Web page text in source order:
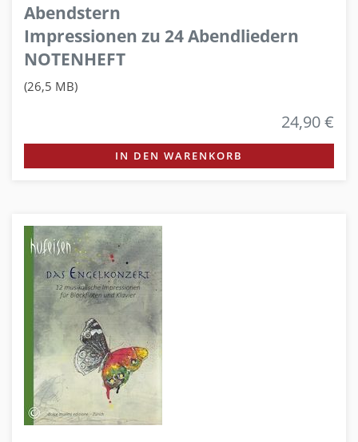
Abendstern
Impressionen zu 24 Abendliedern
NOTENHEFT
(26,5 MB)
24,90 €
IN DEN WARENKORB